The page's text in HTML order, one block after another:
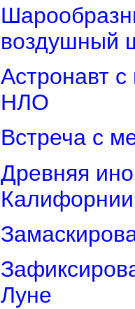
воздушный
Астронавт
НЛО
Встреча с
Древняя
Калифорнии
Луне